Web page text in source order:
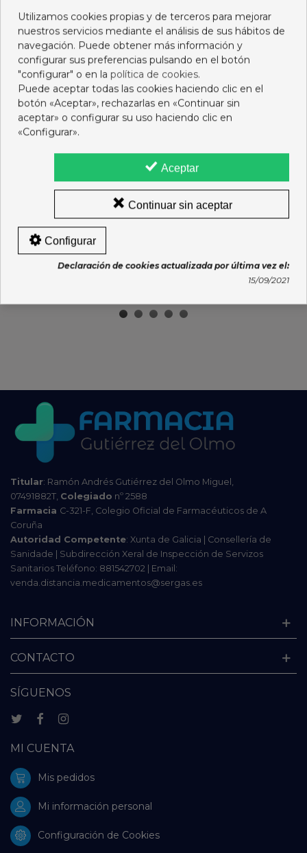
PRODUCTOS NUEVOS
Nuevo
ANTIPICORES 250ML
12,55 €
Nuevo
9,55 €
Añadir al carro
Titular: Ramón Andrés Gutiérrez del Olmo Miguel,
07491882T, Colegiado nº 2588
Farmacia C-321-F, Colegio Oficial de Farmacéuticos de A
Coruña
Autoridad Competente: Xunta de Galicia | Consellería de
Sanidade | Subdirección Xeral de Inspección de Servizos
Sanitarios Teléfono: 881542702 | Email:
venda.distancia.medicamentos@sergas.es
INFORMACIÓN
CONTACTO
SÍGUENOS
MI CUENTA
Mis pedidos
Mi información personal
Configuración de Cookies
Utilizamos cookies propias y de terceros para mejorar
nuestros servicios mediante el análisis de sus hábitos de
navegación. Puede obtener más información y
configurar sus preferencias pulsando en el botón
"configurar" o en la política de cookies.
Puede aceptar todas las cookies haciendo clic en el
botón «Aceptar», rechazarlas en «Continuar sin
aceptar» o configurar su uso haciendo clic en
«Configurar».
Aceptar
Continuar sin aceptar
Configurar
Declaración de cookies actualizada por última vez el:
15/09/2021